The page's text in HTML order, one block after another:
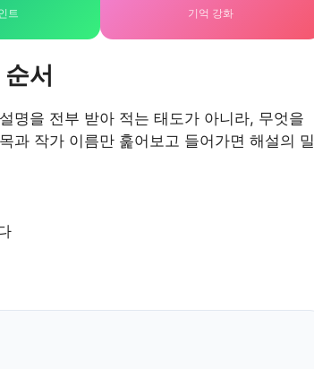
트 기억 강화
서
명을 전부 받아 적는 태도가 아니라, 무엇을
과 작가 이름만 훑어보고 들어가면 해설의 밀